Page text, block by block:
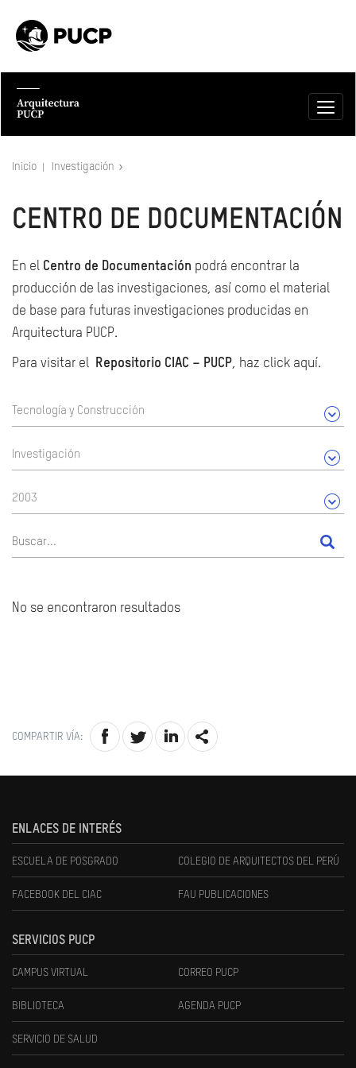
Inicio Investigación
CENTRO DE DOCUMENTACIÓN
En el Centro de Documentación podrá encontrar la
producción de las investigaciones, así como el material
de base para futuras investigaciones producidas en
Arquitectura PUCP.
Para visitar el Repositorio CIAC – PUCP, haz click aquí.
Tecnología y Construcción
Investigación
2003
No se encontraron resultados
COMPARTIR VÍA:
ENLACES DE INTERÉS
ESCUELA DE POSGRADO COLEGIO DE ARQUITECTOS DEL PERÚ
FACEBOOK DEL CIAC FAU PUBLICACIONES
SERVICIOS PUCP
CAMPUS VIRTUAL CORREO PUCP
BIBLIOTECA AGENDA PUCP
SERVICIO DE SALUD